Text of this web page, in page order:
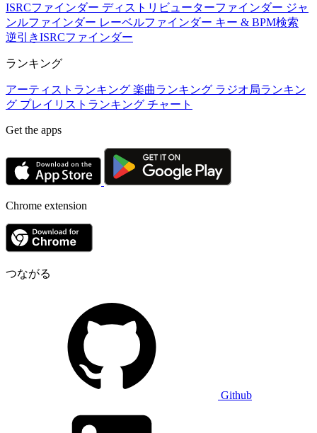
ISRCファインダー ディストリビューターファインダー ジャ
ンルファインダー レーベルファインダー キー & BPM検索
逆引きISRCファインダー
ランキング
アーティストランキング 楽曲ランキング ラジオ局ランキン
グ プレイリストランキング チャート
Get the apps
Chrome extension
つながる
Github